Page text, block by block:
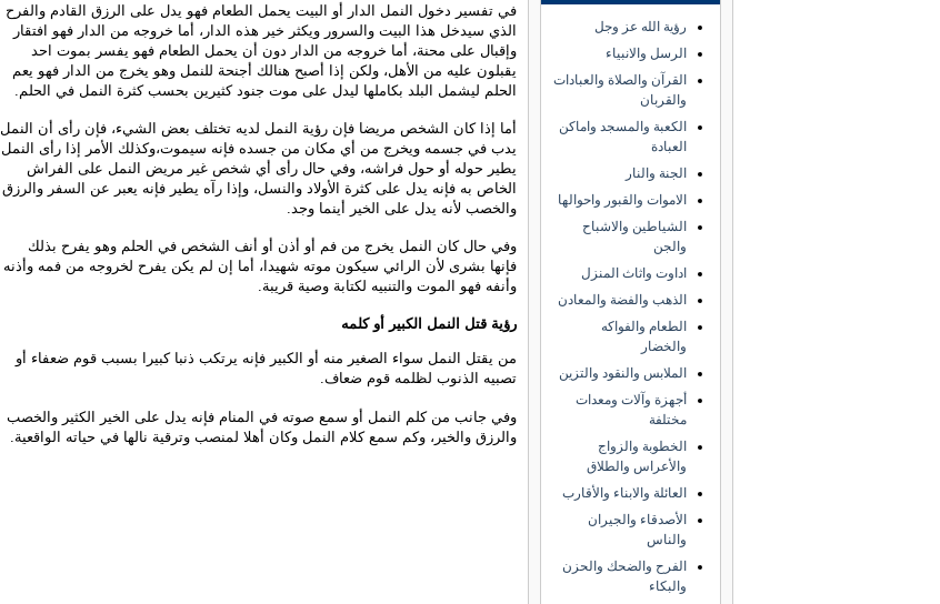
في تفسير دخول النمل الدار أو البيت يحمل الطعام فهو يدل على الرزق القادم والفرح
الذي سيدخل هذا البيت والسرور ويكثر خير هذه الدار، أما خروجه من الدار فهو افتقار
وإقبال على محنة، أما خروجه من الدار دون أن يحمل الطعام فهو يفسر بموت احد
يقبلون عليه من الأهل، ولكن إذا أصبح هنالك أجنحة للنمل وهو يخرج من الدار فهو يعم
الحلم ليشمل البلد بكاملها ليدل على موت جنود كثيرين بحسب كثرة النمل في الحلم.
أما إذا كان الشخص مريضا فإن رؤية النمل لديه تختلف بعض الشيء، فإن رأى أن النمل
يدب في جسمه ويخرج من أي مكان من جسده فإنه سيموت،وكذلك الأمر إذا رأى النمل
يطير حوله أو حول فراشه، وفي حال رأى أي شخص غير مريض النمل على الفراش
الخاص به فإنه يدل على كثرة الأولاد والنسل، وإذا رآه يطير فإنه يعبر عن السفر والرزق
والخصب لأنه يدل على الخير أينما وجد.
وفي حال كان النمل يخرج من فم أو أذن أو أنف الشخص في الحلم وهو يفرح بذلك
فإنها بشرى لأن الرائي سيكون موته شهيدا، أما إن لم يكن يفرح لخروجه من فمه وأذنه
وأنفه فهو الموت والتنبيه لكتابة وصية قريبة.
رؤية قتل النمل الكبير أو كلمه
من يقتل النمل سواء الصغير منه أو الكبير فإنه يرتكب ذنبا كبيرا بسبب قوم ضعفاء أو
تصبيه الذنوب لظلمه قوم ضعاف.
وفي جانب من كلم النمل أو سمع صوته في المنام فإنه يدل على الخير الكثير والخصب
والرزق والخير، وكم سمع كلام النمل وكان أهلا لمنصب وترقية نالها في حياته الواقعية.
رؤية الله عز وجل
الرسل والانبياء
القرآن والصلاة والعبادات
والقربان
الكعبة والمسجد واماكن
العبادة
الجنة والنار
الاموات والقبور واحوالها
الشياطين والاشباح
والجن
اداوت واثاث المنزل
الذهب والفضة والمعادن
الطعام والفواكه
والخضار
الملابس والنقود والتزين
أجهزة وآلات ومعدات
مختلفة
الخطوبة والزواج
والأعراس والطلاق
العائلة والابناء والأقارب
الأصدقاء والجيران
والناس
الفرح والضحك والحزن
والبكاء